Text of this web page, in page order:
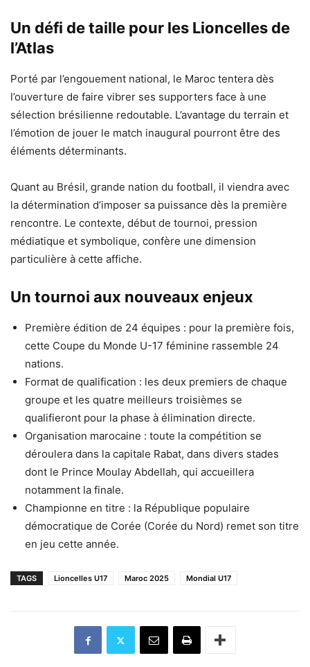
Un défi de taille pour les Lioncelles de
l’Atlas
Porté par l’engouement national, le Maroc tentera dès
l’ouverture de faire vibrer ses supporters face à une
sélection brésilienne redoutable. L’avantage du terrain et
l’émotion de jouer le match inaugural pourront être des
éléments déterminants.
Quant au Brésil, grande nation du football, il viendra avec
la détermination d’imposer sa puissance dès la première
rencontre. Le contexte, début de tournoi, pression
médiatique et symbolique, confère une dimension
particulière à cette affiche.
Un tournoi aux nouveaux enjeux
Première édition de 24 équipes : pour la première fois,
cette Coupe du Monde U-17 féminine rassemble 24
nations.
Format de qualification : les deux premiers de chaque
groupe et les quatre meilleurs troisièmes se
qualifieront pour la phase à élimination directe.
Organisation marocaine : toute la compétition se
déroulera dans la capitale Rabat, dans divers stades
dont le Prince Moulay Abdellah, qui accueillera
notamment la finale.
Championne en titre : la République populaire
démocratique de Corée (Corée du Nord) remet son titre
en jeu cette année.
TAGS Lioncelles U17 Maroc 2025 Mondial U17